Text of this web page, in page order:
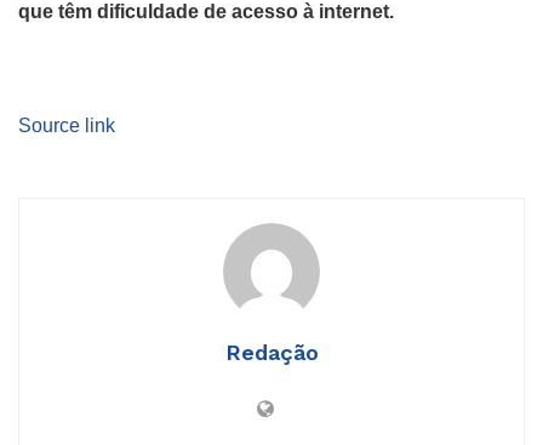
que têm dificuldade de acesso à internet.
Source link
Redação